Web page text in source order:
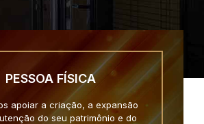
PESSOA FÍSICA
apoiar a criação, a expansão
do seu patrimônio e do